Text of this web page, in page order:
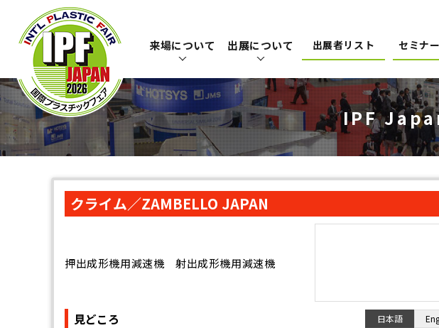
来場について 出展について 出展者リスト セミナ
IPF
クライム／ZAMBELLO JAPAN
押出成形機用減速機 射出成形機用減速機
見どころ 日本語